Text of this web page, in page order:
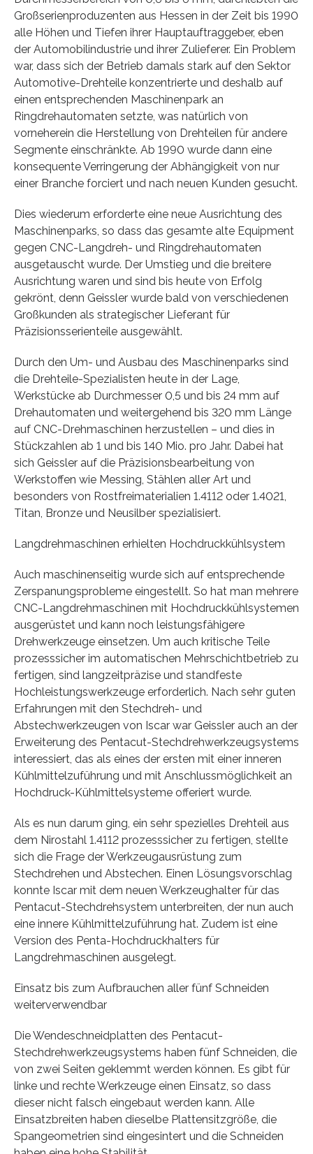
Großserienproduzenten aus Hessen in der Zeit bis 1990
alle Höhen und Tiefen ihrer Hauptauftraggeber, eben
der Automobilindustrie und ihrer Zulieferer. Ein Problem
war, dass sich der Betrieb damals stark auf den Sektor
Automotive-Drehteile konzentrierte und deshalb auf
einen entsprechenden Maschinenpark an
Ringdrehautomaten setzte, was natürlich von
vorneherein die Herstellung von Drehteilen für andere
Segmente einschränkte. Ab 1990 wurde dann eine
konsequente Verringerung der Abhängigkeit von nur
einer Branche forciert und nach neuen Kunden gesucht.
Dies wiederum erforderte eine neue Ausrichtung des
Maschinenparks, so dass das gesamte alte Equipment
gegen CNC-Langdreh- und Ringdrehautomaten
ausgetauscht wurde. Der Umstieg und die breitere
Ausrichtung waren und sind bis heute von Erfolg
gekrönt, denn Geissler wurde bald von verschiedenen
Großkunden als strategischer Lieferant für
Präzisionsserienteile ausgewählt.
Durch den Um- und Ausbau des Maschinenparks sind
die Drehteile-Spezialisten heute in der Lage,
Werkstücke ab Durchmesser 0,5 und bis 24 mm auf
Drehautomaten und weitergehend bis 320 mm Länge
auf CNC-Drehmaschinen herzustellen – und dies in
Stückzahlen ab 1 und bis 140 Mio. pro Jahr. Dabei hat
sich Geissler auf die Präzisionsbearbeitung von
Werkstoffen wie Messing, Stählen aller Art und
besonders von Rostfreimaterialien 1.4112 oder 1.4021,
Titan, Bronze und Neusilber spezialisiert.
Langdrehmaschinen erhielten Hochdruckkühlsystem
Auch maschinenseitig wurde sich auf entsprechende
Zerspanungsprobleme eingestellt. So hat man mehrere
CNC-Langdrehmaschinen mit Hochdruckkühlsystemen
ausgerüstet und kann noch leistungsfähigere
Drehwerkzeuge einsetzen. Um auch kritische Teile
prozesssicher im automatischen Mehrschichtbetrieb zu
fertigen, sind langzeitpräzise und standfeste
Hochleistungswerkzeuge erforderlich. Nach sehr guten
Erfahrungen mit den Stechdreh- und
Abstechwerkzeugen von Iscar war Geissler auch an der
Erweiterung des Pentacut-Stechdrehwerkzeugsystems
interessiert, das als eines der ersten mit einer inneren
Kühlmittelzuführung und mit Anschlussmöglichkeit an
Hochdruck-Kühlmittelsysteme offeriert wurde.
Als es nun darum ging, ein sehr spezielles Drehteil aus
dem Nirostahl 1.4112 prozesssicher zu fertigen, stellte
sich die Frage der Werkzeugausrüstung zum
Stechdrehen und Abstechen. Einen Lösungsvorschlag
konnte Iscar mit dem neuen Werkzeughalter für das
Pentacut-Stechdrehsystem unterbreiten, der nun auch
eine innere Kühlmittelzuführung hat. Zudem ist eine
Version des Penta-Hochdruckhalters für
Langdrehmaschinen ausgelegt.
Einsatz bis zum Aufbrauchen aller fünf Schneiden
weiterverwendbar
Die Wendeschneidplatten des Pentacut-
Stechdrehwerkzeugsystems haben fünf Schneiden, die
von zwei Seiten geklemmt werden können. Es gibt für
linke und rechte Werkzeuge einen Einsatz, so dass
dieser nicht falsch eingebaut werden kann. Alle
Einsatzbreiten haben dieselbe Plattensitzgröße, die
Spangeometrien sind eingesintert und die Schneiden